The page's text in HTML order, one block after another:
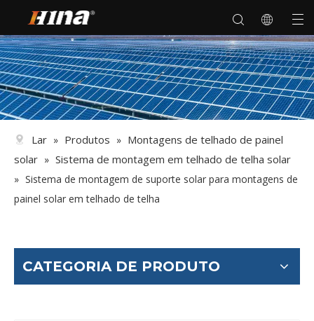
Lar » Produtos » Montagens de telhado de painel
solar » Sistema de montagem em telhado de telha solar
» Sistema de montagem de suporte solar para montagens de
painel solar em telhado de telha
CATEGORIA DE PRODUTO